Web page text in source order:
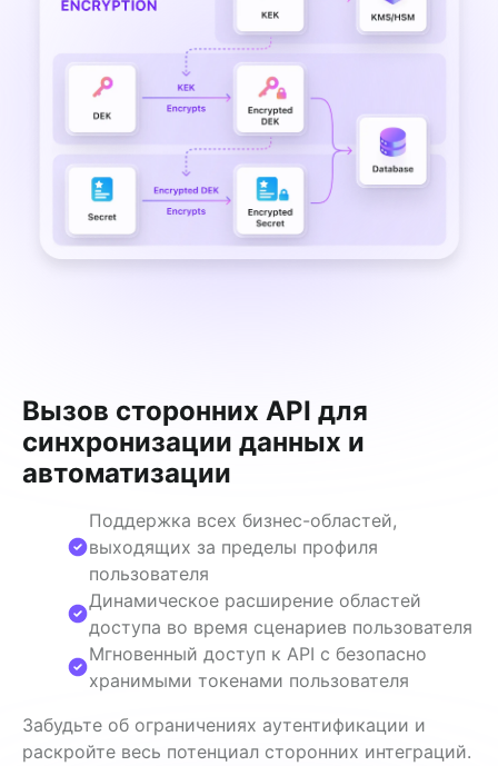
Вызов сторонних API для
синхронизации данных и
автоматизации
Забудьте об ограничениях аутентификации и
раскройте весь потенциал сторонних интеграций.
Поддержка всех бизнес-областей,
выходящих за пределы профиля
пользователя
Динамическое расширение областей
доступа во время сценариев пользователя
Мгновенный доступ к API с безопасно
хранимыми токенами пользователя